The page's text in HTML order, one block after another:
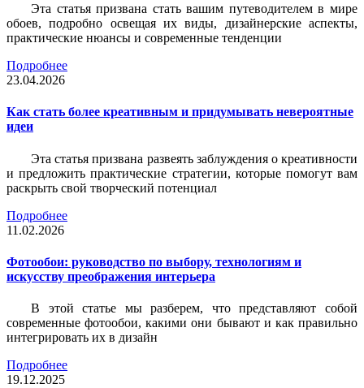
Эта статья призвана стать вашим путеводителем в мире
обоев, подробно освещая их виды, дизайнерские аспекты,
практические нюансы и современные тенденции
Подробнее
23.04.2026
Как стать более креативным и придумывать невероятные
идеи
Эта статья призвана развеять заблуждения о креативности
и предложить практические стратегии, которые помогут вам
раскрыть свой творческий потенциал
Подробнее
11.02.2026
Фотообои: руководство по выбору, технологиям и
искусству преображения интерьера
В этой статье мы разберем, что представляют собой
современные фотообои, какими они бывают и как правильно
интегрировать их в дизайн
Подробнее
19.12.2025